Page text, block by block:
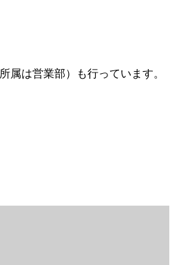
属は営業部）も行っています。